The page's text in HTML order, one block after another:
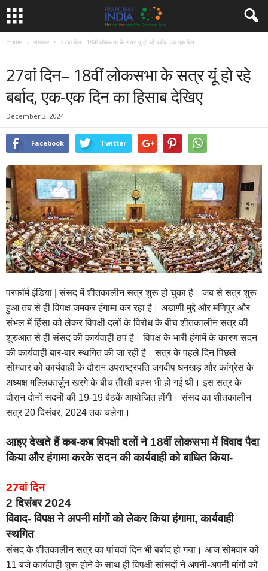
Home समाचार 27वां दिन– 18वीं लोकसभा के सत्र यूं हो रहे बर्बाद, एक-एक दिन...
27वां दिन– 18वीं लोकसभा के सत्र यूं हो रहे
बर्बाद, एक-एक दिन का हिसाब देखिए
December 3, 2024
Facebook Twitter
परफॉर्म इंडिया | संसद में शीतकालीन सत्र शुरू हो चुका है। जब से सत्र शुरू
हुआ तब से ही विपक्ष जमकर हंगामा कर रहा है। अडाणी मुद्दे और मणिपुर और
संभल में हिंसा को लेकर विपक्षी दलों के विरोध के बीच शीतकालीन सत्र की
शुरुआत से ही संसद की कार्यवाही ठप है। विपक्ष के भारी हंगामें के कारण सदन
की कार्यवाही बार-बार स्थगित की जा रही है। सत्र के पहले दिन पिछले
सोमवार को कार्यवाही के दौरान उपराष्ट्रपति जगदीप धनखड़ और कांग्रेस के
अध्यक्ष मल्लिकार्जुन खरगे के बीच तीखी बहस भी हो गई थी। इस सत्र के
दौरान दोनों सदनों की 19-19 बैठकें आयोजित होंगी। संसद का शीतकालीन
सत्र 20 दिसंबर, 2024 तक चलेगा।
आइए देखते हैं कब-कब विपक्षी दलों ने 18वीं लोकसभा में विवाद पैदा
किया और हंगामा करके सदन की कार्यवाही को बाधित किया-
27वां दिन
2 दिसंबर 2024
विवाद- विपक्ष ने अपनी मांगों को लेकर किया हंगामा, कार्यवाही
स्थगित
संसद के शीतकालीन सत्र का पांचवां दिन भी बर्बाद हो गया। आज सोमवार को
11 बजे कार्यवाही शुरू होने के साथ ही विपक्षी सांसदों ने अपनी-अपनी मांगों को